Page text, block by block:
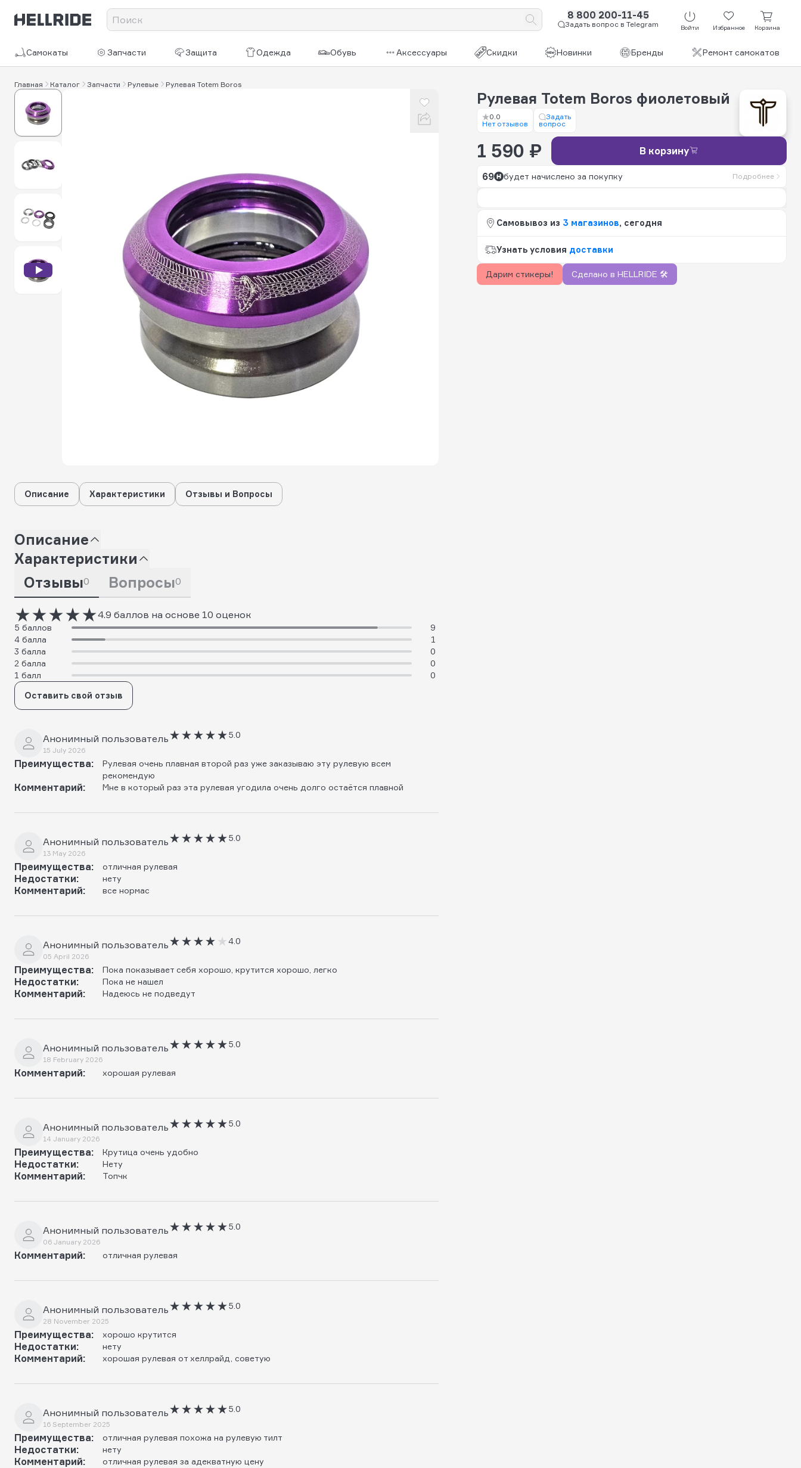
8 800 200-11-45
Задать вопрос в Telegram Войти Избранное Корзина
Самокаты Запчасти Защита Одежда Обувь Аксессуары Скидки Новинки Бренды Ремонт самокатов
Главная Каталог Запчасти Рулевые Рулевая Totem Boros
Рулевая Totem Boros фиолетовый
0.0
Нет отзывов
Задать
вопрос
1 590 ₽ В корзину
69 будет начислено за покупку Подробнее
Самовывоз из 3 магазинов, сегодня
Узнать условия доставки
Дарим стикеры! Сделано в HELLRIDE 🛠️
Описание Характеристики Отзывы и Вопросы
Описание
Характеристики
Отзывы0 Вопросы0
4.9 баллов на основе 10 оценок
5 баллов
9
4 балла
1
3 балла
0
2 балла
0
1 балл
0
Оставить свой отзыв
Анонимный пользователь
15 July 2026
5.0
Преимущества:
Рулевая очень плавная второй раз уже заказываю эту рулевую всем
рекомендую
Комментарий: Мне в который раз эта рулевая угодила очень долго остаётся плавной
Анонимный пользователь
13 May 2026
5.0
Преимущества: отличная рулевая
Недостатки: нету
Комментарий: все нормас
Анонимный пользователь
05 April 2026
4.0
Преимущества: Пока показывает себя хорошо, крутится хорошо, легко
Недостатки: Пока не нашел
Комментарий: Надеюсь не подведут
Анонимный пользователь
18 February 2026
5.0
Комментарий: хорошая рулевая
Анонимный пользователь
14 January 2026
5.0
Преимущества: Крутица очень удобно
Недостатки: Нету
Комментарий: Топчк
Анонимный пользователь
06 January 2026
5.0
Комментарий: отличная рулевая
Анонимный пользователь
28 November 2025
5.0
Преимущества: хорошо крутится
Недостатки: нету
Комментарий: хорошая рулевая от хеллрайд, советую
Анонимный пользователь
16 September 2025
5.0
Преимущества: отличная рулевая похожа на рулевую тилт
Недостатки: нету
Комментарий: отличная рулевая за адекватную цену